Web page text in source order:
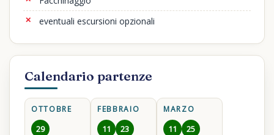
Calendario partenze
OTTOBRE
29
FEBBRAIO
11 23
MARZO
11 25
eventuali escursioni opzionali